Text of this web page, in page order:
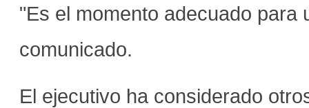
"Es el momento adecuado
comunicado.
El ejecutivo ha considerado